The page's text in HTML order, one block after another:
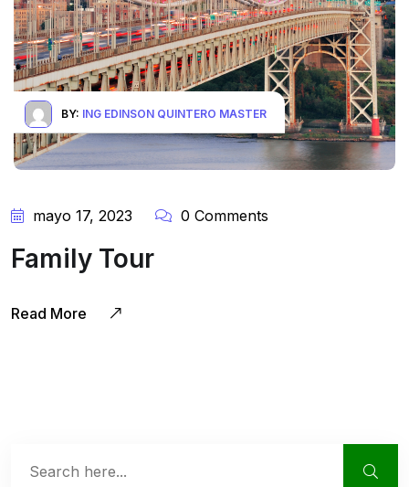
BY: ING EDINSON QUINTERO MASTER
mayo 17, 2023 0 Comments
Family Tour
Read More